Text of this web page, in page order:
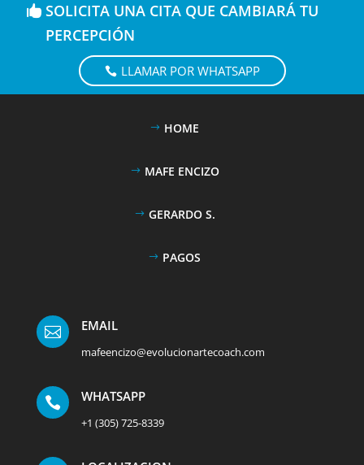
SOLICITA UNA CITA QUE CAMBIARÁ TU
PERCEPCIÓN
LLAMAR POR WHATSAPP
HOME
MAFE ENCIZO
GERARDO S.
PAGOS
 EMAIL
mafeencizo@evolucionartecoach.com
 WHATSAPP
+1 (305) 725-8339